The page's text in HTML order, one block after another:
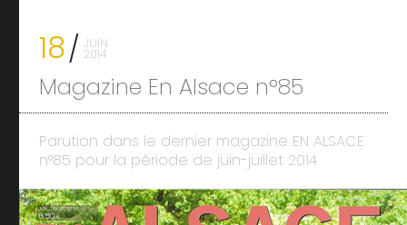
18 JUIN
2014
Magazine En Alsace n°85
Parution dans le dernier magazine EN ALSACE
n°85 pour la période de juin-juillet 2014